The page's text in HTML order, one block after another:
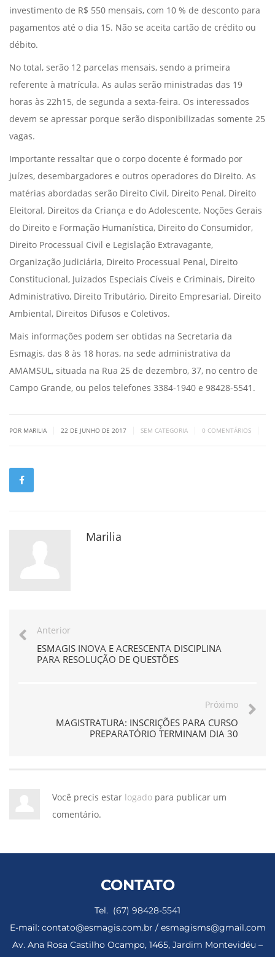
investimento de R$ 550 mensais, com 10 % de desconto para
pagamentos até o dia 15. Não se aceita cartão de crédito ou
débito.
No total, serão 12 parcelas mensais, sendo a primeira
referente à matrícula. As aulas serão ministradas das 19
horas às 22h15, de segunda a sexta-feira. Os interessados
devem se apressar porque serão disponibilizadas somente 25
vagas.
Importante ressaltar que o corpo docente é formado por
juízes, desembargadores e outros operadores do Direito. As
matérias abordadas serão Direito Civil, Direito Penal, Direito
Eleitoral, Direitos da Criança e do Adolescente, Noções Gerais
do Direito e Formação Humanística, Direito do Consumidor,
Direito Processual Civil e Legislação Extravagante,
Organização Judiciária, Direito Processual Penal, Direito
Constitucional, Juizados Especiais Cíveis e Criminais, Direito
Administrativo, Direito Tributário, Direito Empresarial, Direito
Ambiental, Direitos Difusos e Coletivos.
Mais informações podem ser obtidas na Secretaria da
Esmagis, das 8 às 18 horas, na sede administrativa da
AMAMSUL, situada na Rua 25 de dezembro, 37, no centro de
Campo Grande, ou pelos telefones 3384-1940 e 98428-5541.
POR MARILIA 22 DE JUNHO DE 2017 SEM CATEGORIA 0 COMENTÁRIOS
Marilia
Anterior
ESMAGIS INOVA E ACRESCENTA DISCIPLINA
PARA RESOLUÇÃO DE QUESTÕES
Próximo
MAGISTRATURA: INSCRIÇÕES PARA CURSO
PREPARATÓRIO TERMINAM DIA 30
Você precis estar logado para publicar um
comentário.
CONTATO
Tel. (67) 98428-5541
E-mail: contato@esmagis.com.br / esmagisms@gmail.com
Av. Ana Rosa Castilho Ocampo, 1465, Jardim Montevidéu –